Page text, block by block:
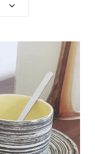
t